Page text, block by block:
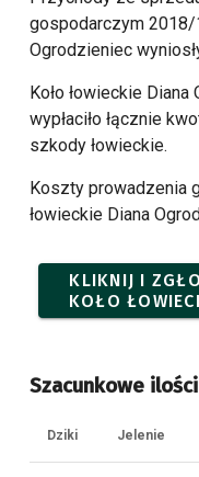
gospodarczym 2018/
Ogrodzieniec
Koło łowieckie
wypłaciło łącznie
szkody łowieckie.
Koszty prowadzenia
łowieckie Diana
KLIKNIJ I
KOŁO
Szacunkowe
Dziki Jelenie